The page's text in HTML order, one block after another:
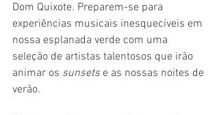
Dom Quixote. Preparem-se para
experiências musicais inesquecíveis em
nossa esplanada verde com uma
seleção de artistas talentosos que irão
animar os sunsets e as nossas noites de
verão.